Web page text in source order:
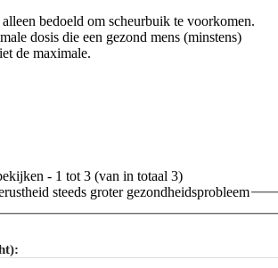
bedoeld om scheurbuik te voorkomen.
dosis die een gezond mens (minstens)
de maximale.
- 1 tot 3 (van in totaal 3)
steeds groter gezondheidsprobleem